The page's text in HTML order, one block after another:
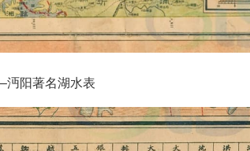
沔阳著名湖水表